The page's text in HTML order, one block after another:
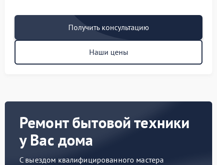
Получить консультацию
Наши цены
Ремонт бытовой техники
у Вас дома
С выездом квалифицированного мастера